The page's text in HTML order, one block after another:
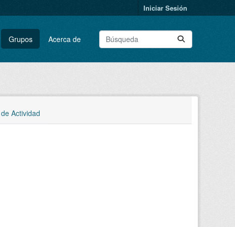
Iniciar Sesión
Grupos Acerca de
Actividad